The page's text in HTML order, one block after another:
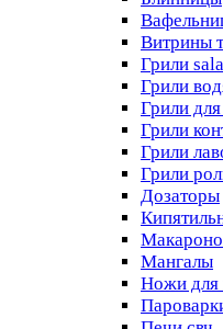
Витрины
Грили
Грили
Грили
Грили
Грили
Грили
Дозаторы
Мангалы
Ножи